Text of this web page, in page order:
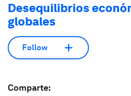
Desequilibrios
globales
Follow
Comparte: